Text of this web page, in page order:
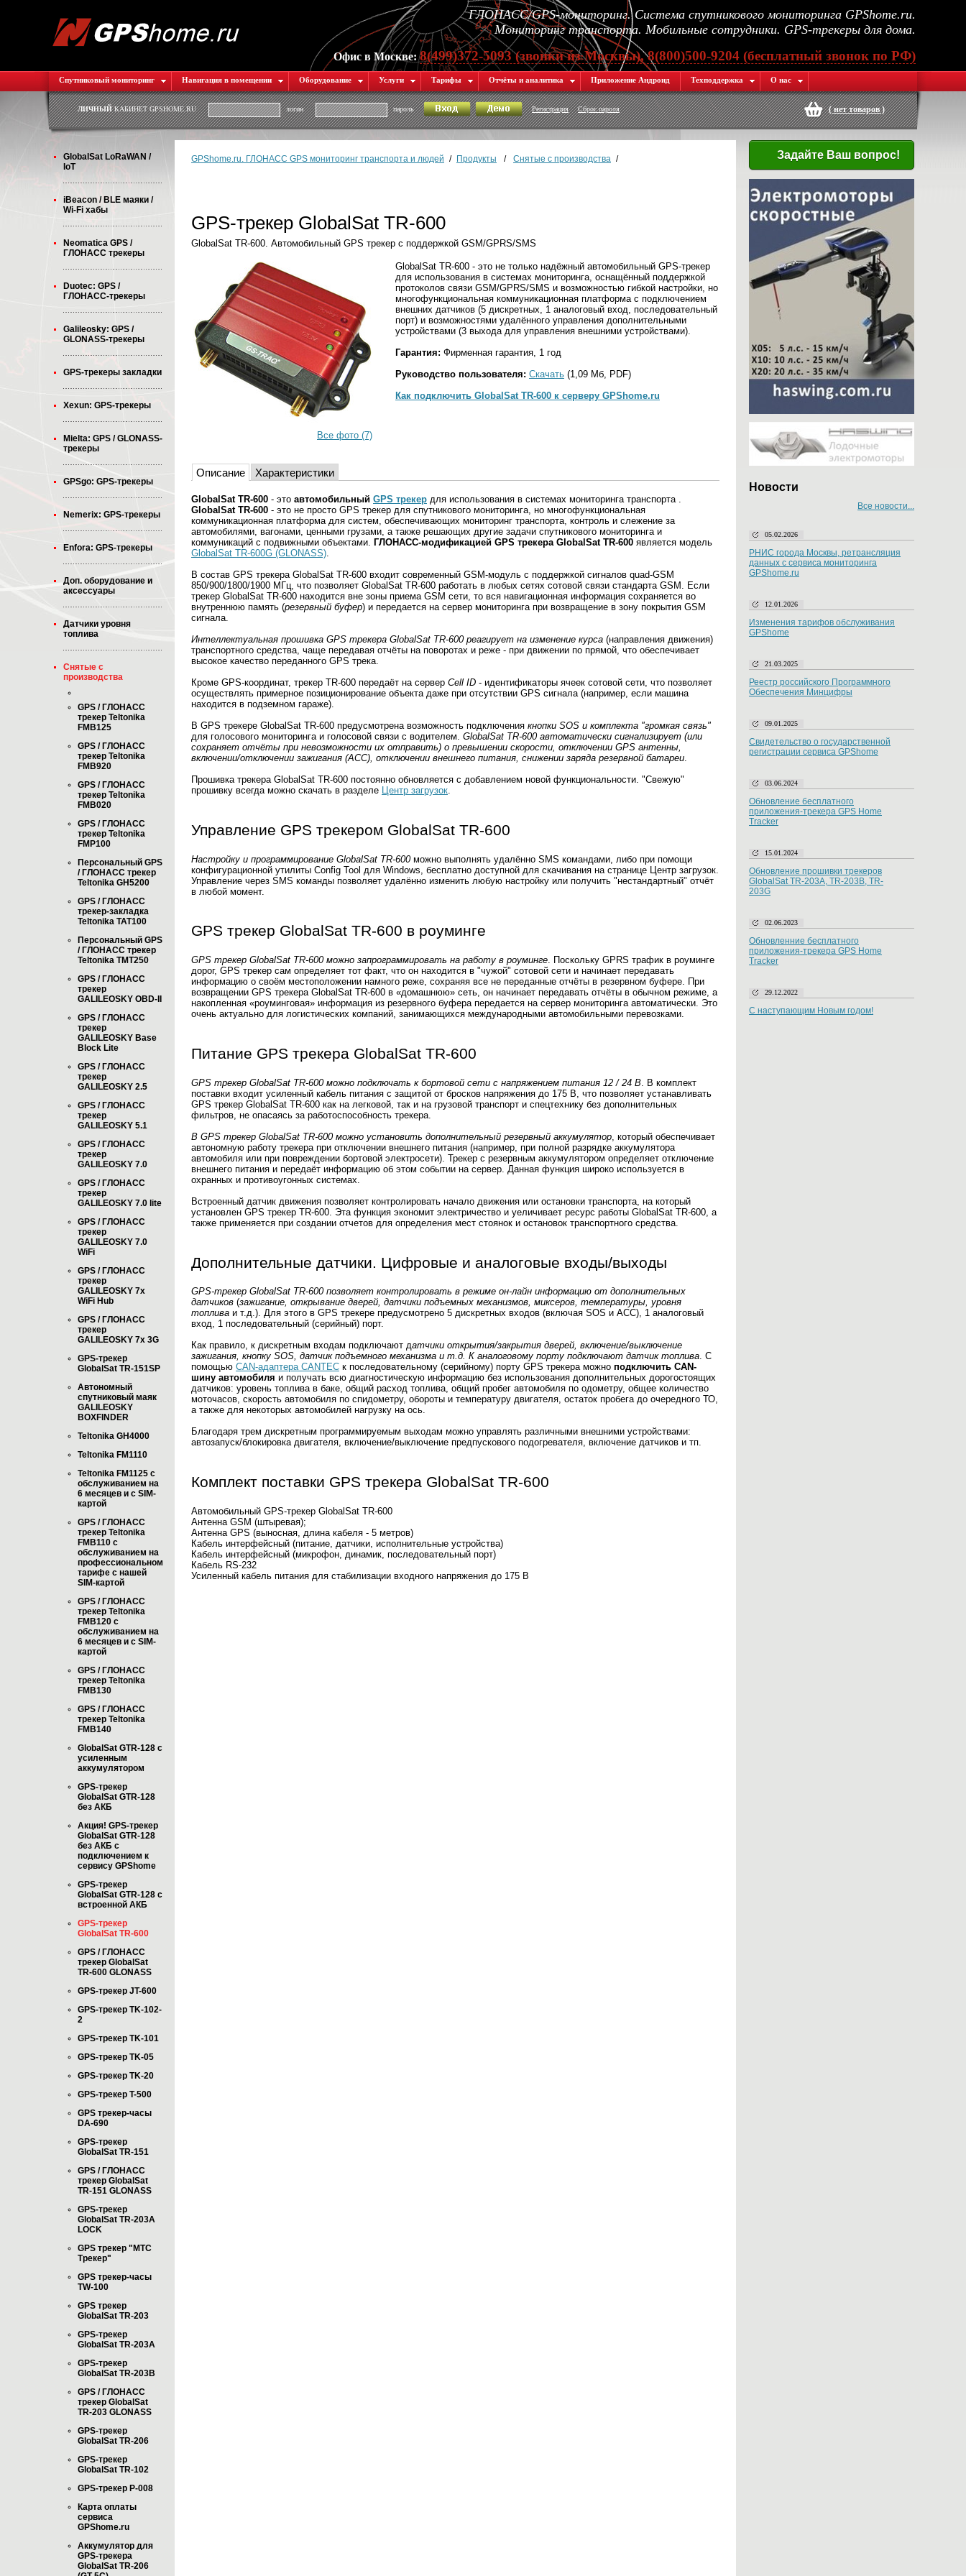
ГЛОНАСС/GPS-мониторинг. Система спутникового мониторинга GPShome.ru.
Мониторинг транспорта. Мобильные сотрудники. GPS-трекеры для дома.
Офис в Москве:8(499)372-5093 (звонки из Москвы), 8(800)500-9204 (бесплатный звонок по РФ)
Спутниковый мониторинг Навигация в помещении Оборудование Услуги Тарифы Отчёты и аналитика Приложение Андроид Техподдержка О нас
ЛИЧНЫЙКАБИНЕТ GPSHOME.RU логин пароль Регистрация Сброс пароля (нет товаров)
GlobalSat LoRaWAN /
IoT
iBeacon / BLE маяки /
Wi-Fi хабы
Neomatica GPS /
ГЛОНАСС трекеры
Duotec: GPS /
ГЛОНАСС-трекеры
Galileosky: GPS /
GLONASS-трекеры
GPS-трекеры закладки
Xexun: GPS-трекеры
Mielta: GPS / GLONASS-
трекеры
GPSgo: GPS-трекеры
Nemerix: GPS-трекеры
Enfora: GPS-трекеры
Доп. оборудование и
аксессуары
Датчики уровня
топлива
Снятые с
производства
GPS / ГЛОНАСС
трекер Teltonika
FMB125
GPS / ГЛОНАСС
трекер Teltonika
FMB920
GPS / ГЛОНАСС
трекер Teltonika
FMB020
GPS / ГЛОНАСС
трекер Teltonika
FMP100
Персональный GPS
/ ГЛОНАСС трекер
Teltonika GH5200
GPS / ГЛОНАСС
трекер-закладка
Teltonika TAT100
Персональный GPS
/ ГЛОНАСС трекер
Teltonika TMT250
GPS / ГЛОНАСС
трекер
GALILEOSKY OBD-II
GPS / ГЛОНАСС
трекер
GALILEOSKY Base
Block Lite
GPS / ГЛОНАСС
трекер
GALILEOSKY 2.5
GPS / ГЛОНАСС
трекер
GALILEOSKY 5.1
GPS / ГЛОНАСС
трекер
GALILEOSKY 7.0
GPS / ГЛОНАСС
трекер
GALILEOSKY 7.0 lite
GPS / ГЛОНАСС
трекер
GALILEOSKY 7.0
WiFi
GPS / ГЛОНАСС
трекер
GALILEOSKY 7x
WiFi Hub
GPS / ГЛОНАСС
трекер
GALILEOSKY 7x 3G
GPS-трекер
GlobalSat TR-151SP
Автономный
спутниковый маяк
GALILEOSKY
BOXFINDER
Teltonika GH4000
Teltonika FM1110
Teltonika FM1125 с
обслуживанием на
6 месяцев и с SIM-
картой
GPS / ГЛОНАСС
трекер Teltonika
FMB110 с
обслуживанием на
профессиональном
тарифе с нашей
SIM-картой
GPS / ГЛОНАСС
трекер Teltonika
FMB120 с
обслуживанием на
6 месяцев и с SIM-
картой
GPS / ГЛОНАСС
трекер Teltonika
FMB130
GPS / ГЛОНАСС
трекер Teltonika
FMB140
GlobalSat GTR-128 с
усиленным
аккумулятором
GPS-трекер
GlobalSat GTR-128
без АКБ
Акция! GPS-трекер
GlobalSat GTR-128
без АКБ с
подключением к
сервису GPShome
GPS-трекер
GlobalSat GTR-128 с
встроенной АКБ
GPS-трекер
GlobalSat TR-600
GPS / ГЛОНАСС
трекер GlobalSat
TR-600 GLONASS
GPS-трекер JT-600
GPS-трекер TK-102-
2
GPS-трекер TK-101
GPS-трекер TK-05
GPS-трекер TK-20
GPS-трекер T-500
GPS трекер-часы
DA-690
GPS-трекер
GlobalSat TR-151
GPS / ГЛОНАСС
трекер GlobalSat
TR-151 GLONASS
GPS-трекер
GlobalSat TR-203А
LOCK
GPS трекер "МТС
Трекер"
GPS трекер-часы
TW-100
GPS трекер
GlobalSat TR-203
GPS-трекер
GlobalSat TR-203А
GPS-трекер
GlobalSat TR-203B
GPS / ГЛОНАСС
трекер GlobalSat
TR-203 GLONASS
GPS-трекер
GlobalSat TR-206
GPS-трекер
GlobalSat TR-102
GPS-трекер P-008
Карта оплаты
сервиса
GPShome.ru
Аккумулятор для
GPS-трекера
GlobalSat TR-206
GPShome.ru. ГЛОНАСС GPS мониторинг транспорта и людей / Продукты / Снятые с производства /
GPS-трекер GlobalSat TR-600
GlobalSat TR-600. Автомобильный GPS трекер c поддержкой GSM/GPRS/SMS
Все фото (7)
GlobalSat TR-600 - это не только надёжный автомобильный GPS-трекер
для использования в системах мониторинга, оснащённый поддержкой
протоколов связи GSM/GPRS/SMS и возможностью гибкой настройки, но
многофункциональная коммуникационная платформа с подключением
внешних датчиков (5 дискретных, 1 аналоговый вход, последовательный
порт) и возможностями удалённого управления дополнительными
устройствами (3 выхода для управления внешними устройствами).
Гарантия: Фирменная гарантия, 1 год
Руководство пользователя: Скачать (1,09 Мб, PDF)
Как подключить GlobalSat TR-600 к серверу GPShome.ru
Описание Характеристики
GlobalSat TR-600 - это автомобильный GPS трекер для использования в системах мониторинга транспорта .
GlobalSat TR-600 - это не просто GPS трекер для спутникового мониторинга, но многофункциональная
коммуникационная платформа для систем, обеспечивающих мониторинг транспорта, контроль и слежение за
автомобилями, вагонами, ценными грузами, а также решающих другие задачи спутникового мониторинга и
коммуникаций с подвижными объектами. ГЛОНАСС-модификацией GPS трекера GlobalSat TR-600 является модель
GlobalSat TR-600G (GLONASS).
В состав GPS трекера GlobalSat TR-600 входит современный GSM-модуль с поддержкой сигналов quad-GSM
850/900/1800/1900 МГц, что позволяет GlobalSat TR-600 работать в любых сетях сотовой связи стандарта GSM. Если
трекер GlobalSat TR-600 находится вне зоны приема GSM сети, то вся навигационная информация сохраняется во
внутреннюю память (резервный буфер) и передается на сервер мониторинга при возвращение в зону покрытия GSM
сигнала.
Интеллектуальная прошивка GPS трекера GlobalSat TR-600 реагирует на изменение курса (направления движения)
транспортного средства, чаще передавая отчёты на поворотах и реже - при движении по прямой, что обеспечивает
высокое качество переданного GPS трека.
Кроме GPS-координат, трекер TR-600 передаёт на сервер Cell ID - идентификаторы ячеек сотовой сети, что позволяет
осуществлять примерное позиционирование объекта даже при отсутствии GPS сигнала (например, если машина
находится в подземном гараже).
В GPS трекере GlobalSat TR-600 предусмотрена возможность подключения кнопки SOS и комплекта "громкая связь"
для голосового мониторинга и голосовой связи с водителем. GlobalSat TR-600 автоматически сигнализирует (или
сохраняет отчёты при невозможности их отправить) о превышении скорости, отключении GPS антенны,
включении/отключении зажигания (ACC), отключении внешнего питания, снижении заряда резервной батареи.
Прошивка трекера GlobalSat TR-600 постоянно обновляется с добавлением новой функциональности. "Свежую"
прошивку всегда можно скачать в разделе Центр загрузок.
Управление GPS трекером GlobalSat TR-600
Настройку и программирование GlobalSat TR-600можно выполнять удалённо SMS командами, либо при помощи
конфигурационной утилиты Config Tool для Windows, бесплатно доступной для скачивания на странице Центр загрузок.
Управление через SMS команды позволяет удалённо изменить любую настройку или получить "нестандартный" отчёт
в любой момент.
GPS трекер GlobalSat TR-600 в роуминге
GPS трекер GlobalSat TR-600 можно запрограммировать на работу в роуминге. Поскольку GPRS трафик в роуминге
дорог, GPS трекер сам определяет тот факт, что он находится в "чужой" сотовой сети и начинает передавать
информацию о своём местоположении намного реже, сохраняя все не переданные отчёты в резервном буфере. При
возвращении GPS трекера GlobalSat TR-600 в «домашнюю» сеть, он начинает передавать отчёты в обычном режиме, а
накопленная «роуминговая» информация из резервного буфера передается на сервер мониторинга автоматически. Это
очень актуально для логистических компаний, занимающихся международными автомобильными перевозками.
Питание GPS трекера GlobalSat TR-600
GPS трекер GlobalSat TR-600 можно подключать к бортовой сети с напряжением питания 12 / 24 В . В комплект
поставки входит усиленный кабель питания с защитой от бросков напряжения до 175 В, что позволяет устанавливать
GPS трекер GlobalSat TR-600 как на легковой, так и на грузовой транспорт и спецтехнику без дополнительных
фильтров, не опасаясь за работоспособность трекера.
В GPS трекер GlobalSat TR-600 можно установить дополнительный резервный аккумулятор , который обеспечивает
автономную работу трекера при отключении внешнего питания (например, при полной разрядке аккумулятора
автомобиля или при повреждении бортовой электросети). Трекер с резервным аккумулятором определяет отключение
внешнего питания и передаёт информацию об этом событии на сервер. Данная функция широко используется в
охранных и противоугонных системах.
Встроенный датчик движения позволяет контролировать начало движения или остановки транспорта, на который
установлен GPS трекер TR-600. Эта функция экономит электричество и уеличивает ресурс работы GlobalSat TR-600, а
также применяется при создании отчетов для определения мест стоянок и остановок транспортного средства.
Дополнительные датчики. Цифровые и аналоговые входы/выходы
GPS-трекер GlobalSat TR-600 позволяет контролировать в режиме он-лайн информацию от дополнительных
датчиков (зажигание, открывание дверей, датчики подъемных механизмов, миксеров, температуры, уровня
топлива и т.д.). Для этого в GPS трекере предусмотрено 5 дискретных входов (включая SOS и ACC), 1 аналоговый
вход, 1 последовательный (серийный) порт.
Как правило, к дискретным входам подключают датчики открытия/закрытия дверей, включение/выключение
зажигания, кнопку SOS, датчик подъемного механизма и т.д. К аналоговому порту подключают датчик топлива. С
помощью CAN-адаптера CANTEC к последовательному (серийному) порту GPS трекера можно подключить CAN-
шину автомобиля и получать всю диагностическую информацию без использования дополнительных дорогостоящих
датчиков: уровень топлива в баке, общий расход топлива, общий пробег автомобиля по одометру, общее количество
моточасов, скорость автомобиля по спидометру, обороты и температуру двигателя, остаток пробега до очередного ТО,
а также для некоторых автомобилей нагрузку на ось.
Благодаря трем дискретным программируемым выходам можно управлять различными внешними устройствами:
автозапуск/блокировка двигателя, включение/выключение предпускового подогревателя, включение датчиков и тп.
Комплект поставки GPS трекера GlobalSat TR-600
Автомобильный GPS-трекер GlobalSat TR-600
Антенна GSM (штыревая);
Антенна GPS (выносная, длина кабеля - 5 метров)
Кабель интерфейсный (питание, датчики, исполнительные устройства)
Кабель интерфейсный (микрофон, динамик, последовательный порт)
Кабель RS-232
Усиленный кабель питания для стабилизации входного напряжения до 175 В
Задайте Ваш вопрос!
Новости
Все новости...
05.02.2026
РНИС города Москвы, ретрансляция
данных с сервиса мониторинга
GPShome.ru
12.01.2026
Изменения тарифов обслуживания
GPShome
21.03.2025
Реестр российского Программного
Обеспечения Минцифры
09.01.2025
Свидетельство о государственной
регистрации сервиса GPShome
03.06.2024
Обновление бесплатного
приложения-трекера GPS Home
Tracker
15.01.2024
Обновление прошивки трекеров
GlobalSat TR-203A, TR-203B, TR-
203G
02.06.2023
Обновленние бесплатного
приложения-трекера GPS Home
Tracker
29.12.2022
С наступающим Новым годом!